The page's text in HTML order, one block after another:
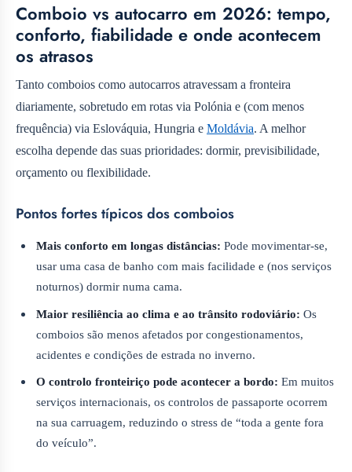
Comboio vs autocarro em 2026: tempo,
conforto, fiabilidade e onde acontecem
os atrasos
Tanto comboios como autocarros atravessam a fronteira
diariamente, sobretudo em rotas via Polónia e (com menos
frequência) via Eslováquia, Hungria e Moldávia. A melhor
escolha depende das suas prioridades: dormir, previsibilidade,
orçamento ou flexibilidade.
Pontos fortes típicos dos comboios
Mais conforto em longas distâncias: Pode movimentar-se,
usar uma casa de banho com mais facilidade e (nos serviços
noturnos) dormir numa cama.
Maior resiliência ao clima e ao trânsito rodoviário: Os
comboios são menos afetados por congestionamentos,
acidentes e condições de estrada no inverno.
O controlo fronteiriço pode acontecer a bordo: Em muitos
serviços internacionais, os controlos de passaporte ocorrem
na sua carruagem, reduzindo o stress de “toda a gente fora
do veículo”.